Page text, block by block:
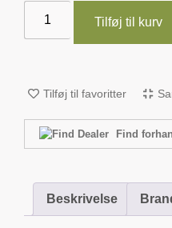
Tilføj til kurv
Tilføj til favoritter
Find
Beskrivelse